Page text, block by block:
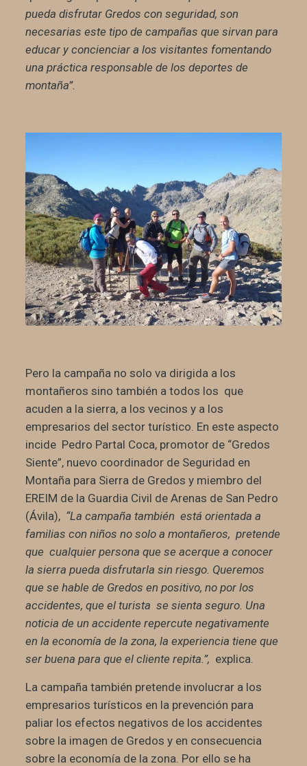
pueda disfrutar Gredos con seguridad, son
necesarias este tipo de campañas que sirvan para
educar y concienciar a los visitantes fomentando
una práctica responsable de los deportes de
montaña”.
Pero la campaña no solo va dirigida a los
montañeros sino también a todos los que
acuden a la sierra, a los vecinos y a los
empresarios del sector turístico. En este aspecto
incide Pedro Partal Coca, promotor de “Gredos
Siente”, nuevo coordinador de Seguridad en
Montaña para Sierra de Gredos y miembro del
EREIM de la Guardia Civil de Arenas de San Pedro
(Ávila), “La campaña también está orientada a
familias con niños no solo a montañeros, pretende
que cualquier persona que se acerque a conocer
la sierra pueda disfrutarla sin riesgo. Queremos
que se hable de Gredos en positivo, no por los
accidentes, que el turista se sienta seguro. Una
noticia de un accidente repercute negativamente
en la economía de la zona, la experiencia tiene que
ser buena para que el cliente repita.”, explica.
La campaña también pretende involucrar a los
empresarios turísticos en la prevención para
paliar los efectos negativos de los accidentes
sobre la imagen de Gredos y en consecuencia
sobre la economía de la zona. Por ello se ha